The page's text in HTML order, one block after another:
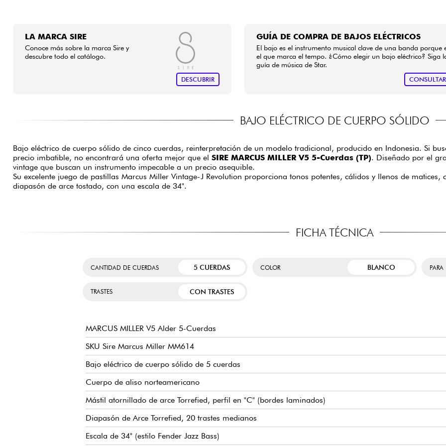
LA MARCA SIRE
Conoce más sobre la marca Sire y
descubre todo el catálogo.
DESCUBRIR
GUÍA DE COMPRA DE BAJOS ELÉCTRICOS
El bajo es el instrumento musical clave de una banda porque
el que marca el tempo. ¿Cómo elegir un bajo eléctrico? Siga
guía de música de Star.
CONSULTAR
BAJO ELÉCTRICO DE CUERPO SÓLIDO
Bajo eléctrico de cuerpo sólido de cinco cuerdas, reinterpretación de un modelo tradicional, producido en Indonesia. Si
precio imbatible, no encontrará una oferta mejor que el SIRE MARCUS MILLER V5 5-Cuerdas (TP). Diseñado por el
vintage que buscan un instrumento impecable a un precio asequible.
Su excelente juego de pastillas Marcus Miller Vintage-J Revolution proporciona tonos potentes, cálidos y llenos de
diapasón de arce tostado, con una escala de 34".
FICHA TÉCNICA
CANTIDAD DE CUERDAS 5 CUERDAS COLOR BLANCO
TRASTES CON TRASTES
MARCUS MILLER V5 Alder 5-Cuerdas
SKU Sire Marcus Miller MM614
Bajo eléctrico de cuerpo sólido de 5 cuerdas
Cuerpo de aliso norteamericano
Mástil atornillado de arce Torrefied, perfil en "C" (bordes laminados)
Diapasón de Arce Torrefied, 20 trastes medianos
Escala de 34" (estilo Fender Jazz Bass)